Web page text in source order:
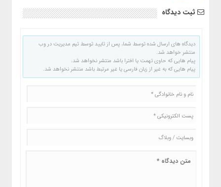
ثبت دیدگاه
دیدگاه های ارسال شده توسط شما، پس از تایید توسط تیم مدیریت در وب
منتشر خواهد شد.
پیام هایی که حاوی تهمت یا افترا باشد منتشر نخواهد شد.
پیام هایی که به غیر از زبان فارسی یا غیر مرتبط باشد منتشر نخواهد شد.